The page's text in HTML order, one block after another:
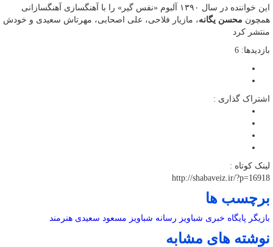
این خواننده در سال ۱۳۹۰ آلبوم «نفس گیر» را با آهنگسازی آهنگسازانی
همچون محسن یگانه، مازیار فلاحی، علی اصحابی، مهرتاش سعیدی و خودش
منتشر کرد
بازدیدها: 6
اشتراک گذاری :
لینک کوتاه :
http://shabaveiz.ir/?p=16918
برچسب ها
بازیگر پایگاه خبری شباویز رسانه شباویز مسعود سعیدی هنرمند
نوشته های مشابه